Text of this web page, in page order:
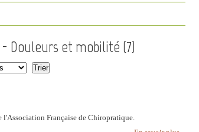
- Douleurs et mobilité (7)
Française de Chiropratique.